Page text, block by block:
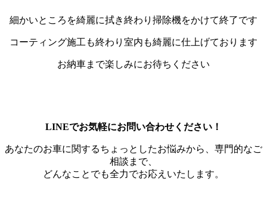
細かいところを綺麗に拭き終わり掃除機をかけて終了です
コーティング施工も終わり室内も綺麗に仕上げております
お納車まで楽しみにお待ちください
LINEでお気軽にお問い合わせください！
あなたのお車に関するちょっとしたお悩みから、専門的なご
相談まで、
どんなことでも全力でお応えいたします。